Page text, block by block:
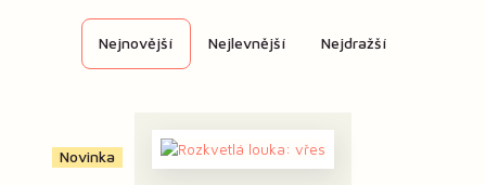
Nejnovější Nejlevnější Nejdražší
Novinka